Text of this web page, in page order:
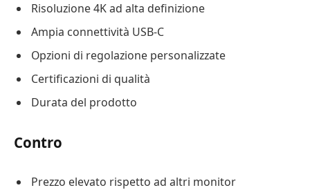
Risoluzione 4K ad alta definizione
Ampia connettività USB-C
Opzioni di regolazione personalizzate
Certificazioni di qualità
Durata del prodotto
Contro
Prezzo elevato rispetto ad altri monitor